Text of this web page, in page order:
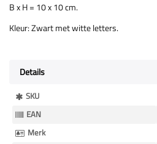
B x H = 10 x 10 cm.
Kleur: Zwart met witte letters.
Details
Meer
Informatie
SKU
EAN
Merk